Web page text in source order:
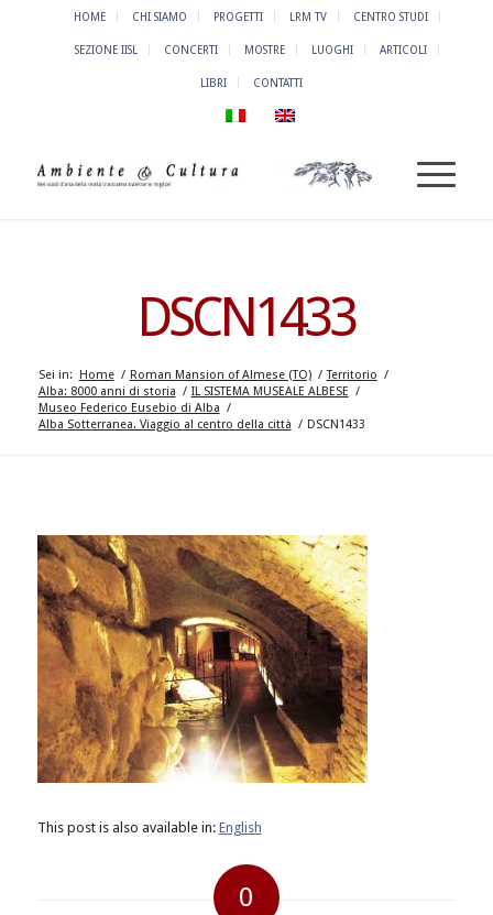
HOME CHI SIAMO PROGETTI LRM TV CENTRO STUDI
SEZIONE IISL CONCERTI MOSTRE LUOGHI ARTICOLI
LIBRI CONTATTI
DSCN1433
Sei in: Home / Roman Mansion of Almese (TO) / Territorio /
Alba: 8000 anni di storia / IL SISTEMA MUSEALE ALBESE /
Museo Federico Eusebio di Alba /
Alba Sotterranea. Viaggio al centro della città / DSCN1433
This post is also available in: English
0